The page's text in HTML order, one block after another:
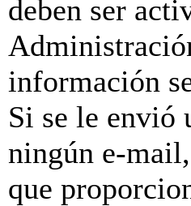
deben ser
información
Si se le envió
ningún e-
que